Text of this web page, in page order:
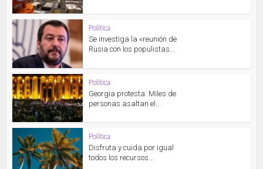
Política
Se investiga la «reunión de
Rusia con los populistas...
Política
Georgia protesta: Miles de
personas asaltan el...
Política
Disfruta y cuida por igual
todos los recursos...